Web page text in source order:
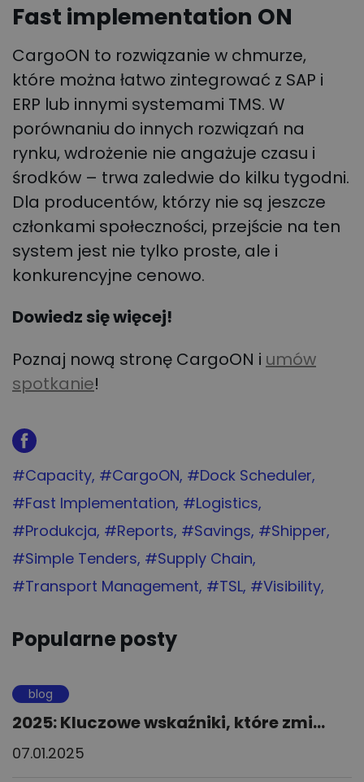
Fast implementation ON
CargoON to rozwiązanie w chmurze,
które można łatwo zintegrować z SAP i
ERP lub innymi systemami TMS. W
porównaniu do innych rozwiązań na
rynku, wdrożenie nie angażuje czasu i
środków – trwa zaledwie do kilku tygodni.
Dla producentów, którzy nie są jeszcze
członkami społeczności, przejście na ten
system jest nie tylko proste, ale i
konkurencyjne cenowo.
Dowiedz się więcej!
Poznaj nową stronę CargoON i umów
spotkanie!
Tag:
#Capacity Tag:
#CargoON Tag:
#Dock Scheduler
Tag:
#Fast Implementation Tag:
#Logistics
Tag:
#Produkcja Tag:
#Reports Tag:
#Savings Tag:
#Shipper
Tag:
#Simple Tenders Tag:
#Supply Chain
Tag:
#Transport Management Tag:
#TSL Tag:
#Visibility
Popularne posty
blog
2025: Kluczowe wskaźniki, które zmi...
07.01.2025